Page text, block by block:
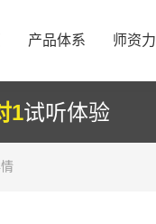
产品体系 师资
1试听体验